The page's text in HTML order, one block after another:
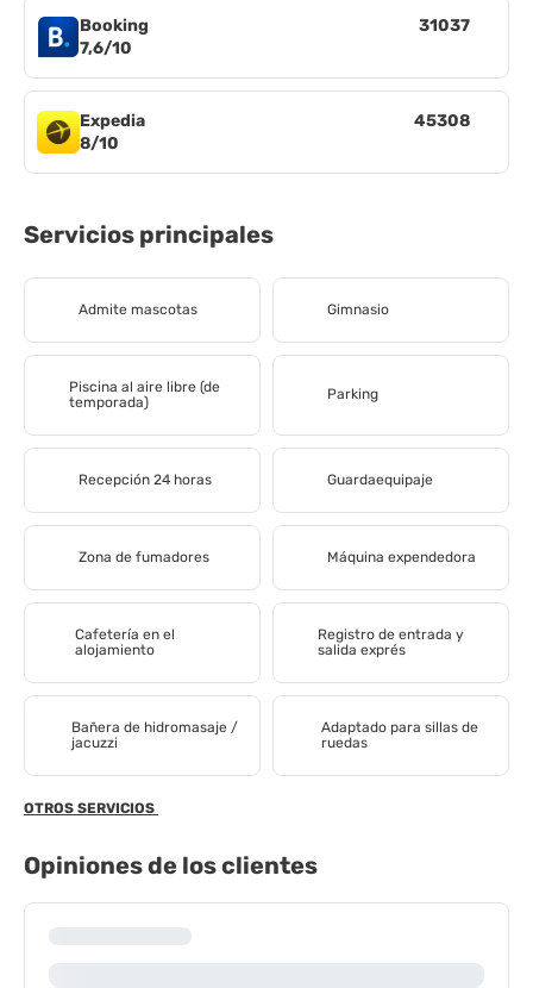
Booking
7,6/10
31037
Expedia
8/10
45308
Servicios principales
Admite mascotas Gimnasio
Piscina al aire libre (de
temporada)
Parking
Recepción 24 horas Guardaequipaje
Zona de fumadores Máquina expendedora
Cafetería en el
alojamiento
Registro de entrada y
salida exprés
Bañera de hidromasaje /
jacuzzi
Adaptado para sillas de
ruedas
OTROS SERVICIOS
Opiniones de los clientes